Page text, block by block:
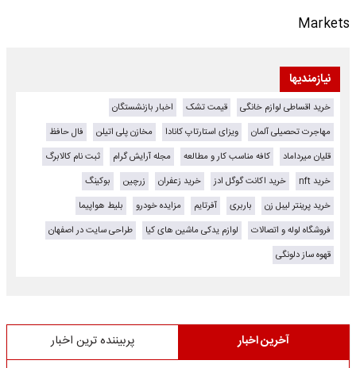
Markets
نیازمندیها
خرید اقساطی لوازم خانگی قیمت تشک
اخبار بازنشستگان
مهاجرت تحصیلی آلمان
ویزای استارتاپ کانادا مخازن پلی اتیلن
فال حافظ
قلیان میرداماد
کافه مناسب کار و مطالعه مجله آرایش گرام
ثبت نام کالابرگ
خرید nft
خرید اکانت گوگل ادز خرید زعفران زرچین
بوکینگ
خرید پرینتر لیبل زن
باربری آفرتایم مزایده خودرو
بلیط هواپیما
فروشگاه لوله و اتصالات
لوازم یدکی ماشین های کیا
طراحی سایت در اصفهان
قهوه ساز دلونگی
آخرین اخبار پربیننده ترین اخبار